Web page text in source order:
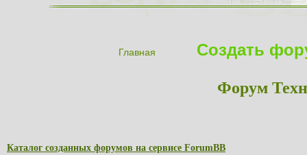
Главная Создать
Форум
Каталог созданных форумов на сервисе ForumBB